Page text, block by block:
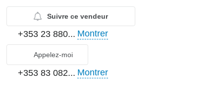
Suivre ce vendeur
+353 23 880... Montrer
Appelez-moi
+353 83 082... Montrer